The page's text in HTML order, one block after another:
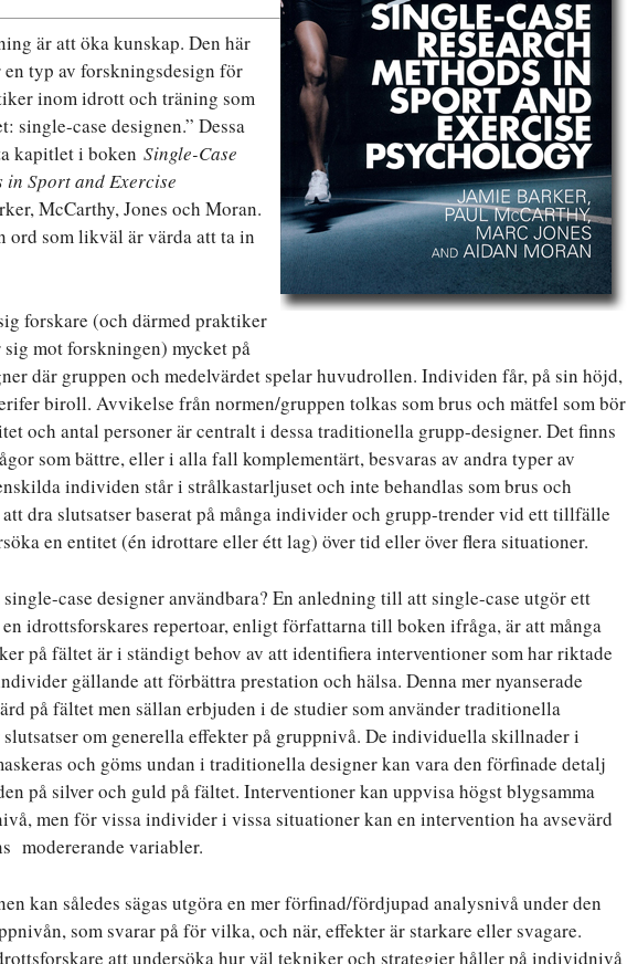
är att öka kunskap. Den här
en typ av forskningsdesign för
inom idrott och träning som
single-case designen.” Dessa
kapitlet i boken Single-Case
in Sport and Exercise
McCarthy, Jones och Moran.
ord som likväl är värda att ta in
forskare (och därmed praktiker
mot forskningen) mycket på
där gruppen och medelvärdet spelar huvudrollen. Individen får, på sin höjd,
biroll. Avvikelse från normen/gruppen tolkas som brus och mätfel som bör
och antal personer är centralt i dessa traditionella grupp-designer. Det finns
som bättre, eller i alla fall komplementärt, besvaras av andra typer av
individen står i strålkastarljuset och inte behandlas som brus och
dra slutsatser baserat på många individer och grupp-trender vid ett tillfälle
en entitet (én idrottare eller étt lag) över tid eller över flera situationer.
single-case designer användbara? En anledning till att single-case utgör ett
idrottsforskares repertoar, enligt författarna till boken ifråga, är att många
på fältet är i ständigt behov av att identifiera interventioner som har riktade
gällande att förbättra prestation och hälsa. Denna mer nyanserade
på fältet men sällan erbjuden i de studier som använder traditionella
slutsatser om generella effekter på gruppnivå. De individuella skillnader i
och göms undan i traditionella designer kan vara den förfinade detalj
på silver och guld på fältet. Interventioner kan uppvisa högst blygsamma
men för vissa individer i vissa situationer kan en intervention ha avsevärd
modererande variabler.
kan således sägas utgöra en mer förfinad/fördjupad analysnivå under den
som svarar på för vilka, och när, effekter är starkare eller svagare.
att undersöka hur väl tekniker och strategier håller på individnivå